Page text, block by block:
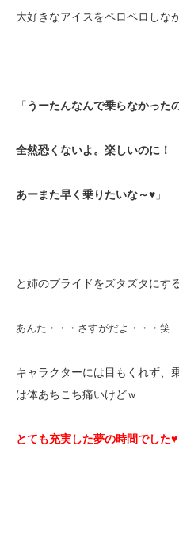
大好きなアイスをペロペロしな
「 うーたんなんで乗らなかった
全然恐くないよ。楽しいのに！
あーまた早く乗りたいな～♥ 」
と姉のプライドをズタズタにす
あんた・・・さすがだよ・・・笑
キャラクターには目もくれず、
は体あちこち痛いけどｗ
とても充実した夢の時間でした♥